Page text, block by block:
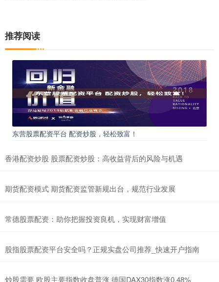
推荐阅读
东营股票配资平台 配资炒股，轻松致富！
香港配资炒股 股票配资炒股：高收益背后的风险与机遇
期货配资模式 期货配资监管新规出台，规范行业发展
常德股票配资：助你把握投资良机，实现财富增值
股指股票配资平台安全吗？正规实盘公司推荐_快速开户指南
炒股需要 欧股主要指数收盘普涨 德国DAX30指数涨0.48%